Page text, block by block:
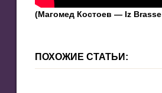
(Магомед Костоев — Iz
ПОХОЖИЕ СТАТЬИ: